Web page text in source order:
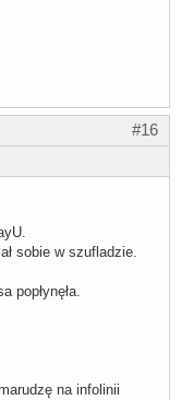
#16
sobie w szufladzie.
popłynęła.
na infolinii